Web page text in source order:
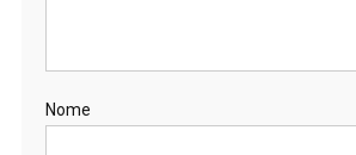
Nome